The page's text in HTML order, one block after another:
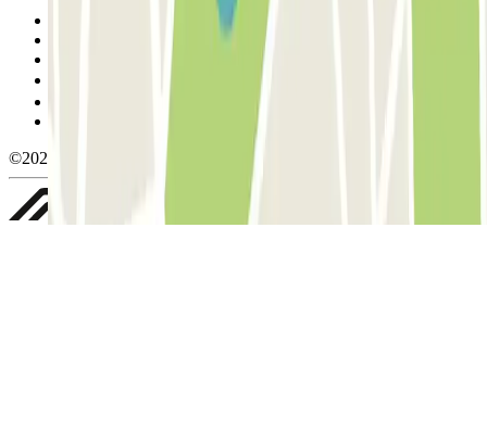
Condiciones de uso y contratación
Condiciones de cancelación
Política de cookies
Gestionar cookies
Política de privacidad
©2026 Parclick. All rights reserved